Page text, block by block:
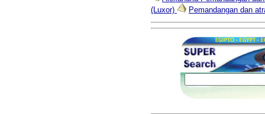
(Luxor)
Pemandangan dan